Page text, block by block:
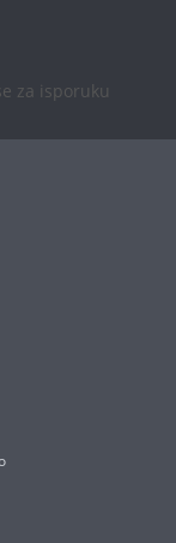
za isporuku